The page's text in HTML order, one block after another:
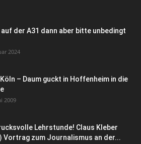
auf der A31 dann aber bitte unbedingt
2024
Köln – Daum guckt in Hoffenheim in die
2009
Lehrstunde! Claus Kleber
Vortrag zum Journalismus an der...